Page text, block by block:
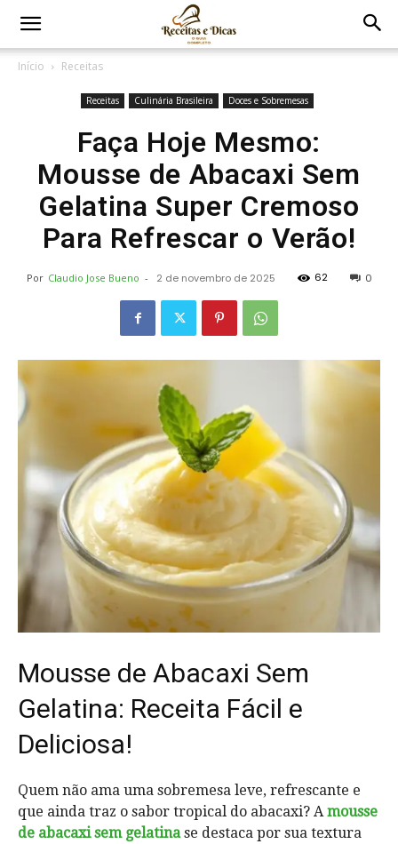
Início Receitas
Receitas Culinária Brasileira Doces e Sobremesas
Faça Hoje Mesmo:
Mousse de Abacaxi Sem
Gelatina Super Cremoso
Para Refrescar o Verão!
Por Claudio Jose Bueno - 2 de novembro de 2025 62 0
Mousse de Abacaxi Sem
Gelatina: Receita Fácil e
Deliciosa!
Quem não ama uma sobremesa leve, refrescante e
que ainda traz o sabor tropical do abacaxi? A mousse
de abacaxi sem gelatinase destaca por sua textura